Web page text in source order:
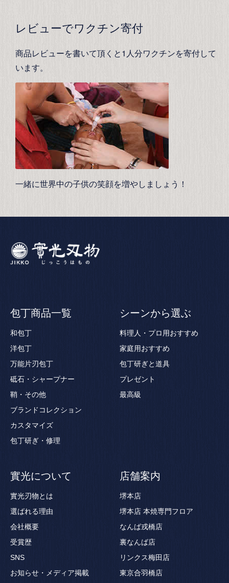
レビューでワクチン寄付
商品レビューを書いて頂くと1人分ワクチンを寄付して
います。
一緒に世界中の子供の笑顔を増やしましょう！
包丁商品一覧
和包丁
洋包丁
万能片刃包丁
砥石・シャープナー
鞘・その他
ブランドコレクション
カスタマイズ
包丁研ぎ・修理
シーンから選ぶ
料理人・プロ用おすすめ
家庭用おすすめ
包丁研ぎと道具
プレゼント
最高級
實光について
實光刃物とは
選ばれる理由
会社概要
受賞歴
SNS
お知らせ・メディア掲載
店舗案内
堺本店
堺本店 本焼専門フロア
なんば戎橋店
裏なんば店
リンクス梅田店
東京合羽橋店